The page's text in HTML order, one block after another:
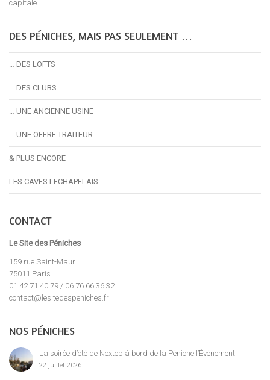
capitale.
DES PÉNICHES, MAIS PAS SEULEMENT …
… DES LOFTS
… DES CLUBS
… UNE ANCIENNE USINE
… UNE OFFRE TRAITEUR
& PLUS ENCORE
LES CAVES LECHAPELAIS
CONTACT
Le Site des Péniches
159 rue Saint-Maur
75011 Paris
01.42.71.40.79 / 06 76 66 36 32
contact@lesitedespeniches.fr
NOS PÉNICHES
La soirée d’été de Nextep à bord de la Péniche l’Événement
22 juillet 2026